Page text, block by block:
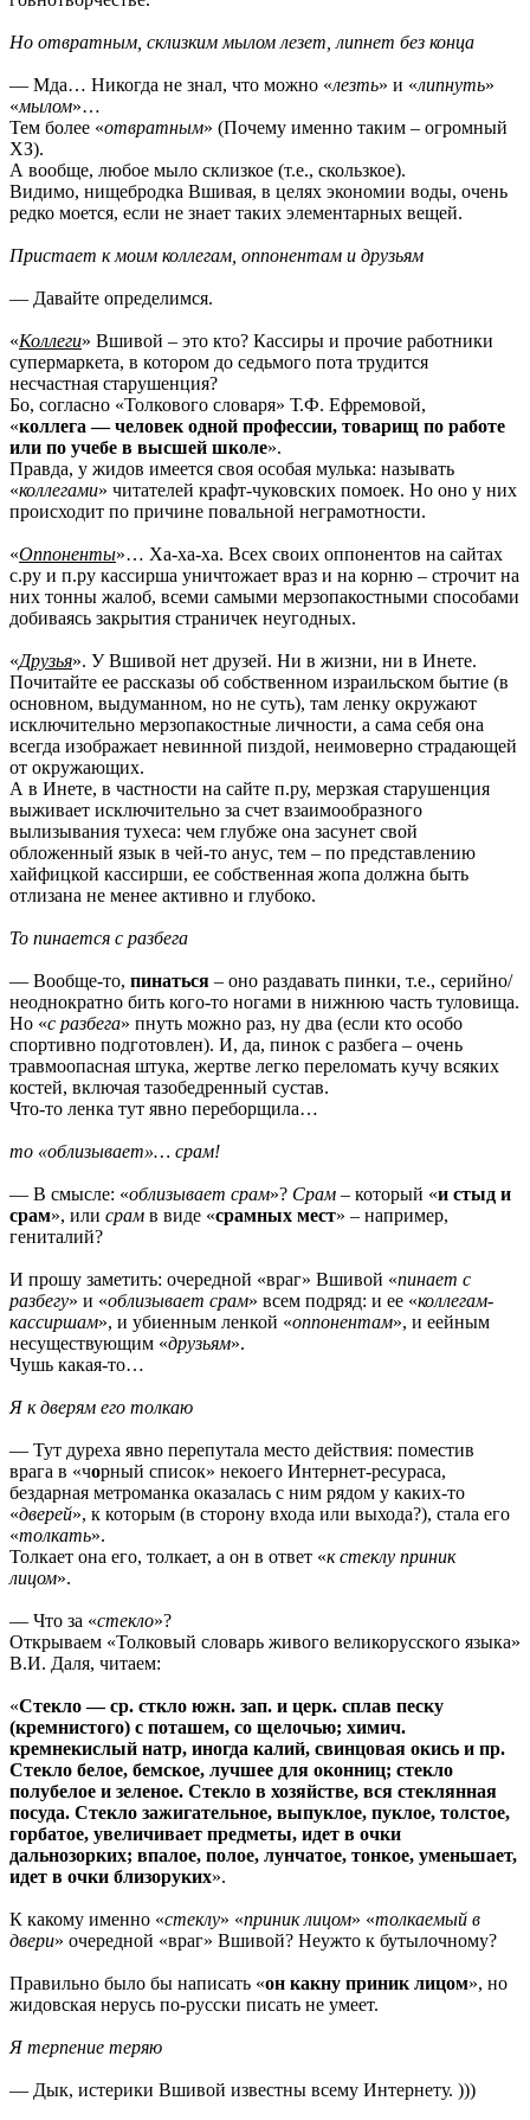
Но отвратным, склизким мылом лезет, липнет без конца
— Мда… Никогда не знал, что можно «лезть» и «липнуть»
«мылом»…
Тем более «отвратным» (Почему именно таким – огромный
ХЗ).
А вообще, любое мыло склизкое (т.е., скользкое).
Видимо, нищебродка Вшивая, в целях экономии воды, очень
редко моется, если не знает таких элементарных вещей.
Пристает к моим коллегам, оппонентам и друзьям
— Давайте определимся.
«Коллеги» Вшивой – это кто? Кассиры и прочие работники
супермаркета, в котором до седьмого пота трудится
несчастная старушенция?
Бо, согласно «Толкового словаря» Т.Ф. Ефремовой,
«коллега — человек одной профессии, товарищ по работе
или по учебе в высшей школе».
Правда, у жидов имеется своя особая мулька: называть
«коллегами» читателей крафт-чуковских помоек. Но оно у них
происходит по причине повальной неграмотности.
«Оппоненты»… Ха-ха-ха. Всех своих оппонентов на сайтах
с.ру и п.ру кассирша уничтожает враз и на корню – строчит на
них тонны жалоб, всеми самыми мерзопакостными способами
добиваясь закрытия страничек неугодных.
«Друзья». У Вшивой нет друзей. Ни в жизни, ни в Инете.
Почитайте ее рассказы об собственном израильском бытие (в
основном, выдуманном, но не суть), там ленку окружают
исключительно мерзопакостные личности, а сама себя она
всегда изображает невинной пиздой, неимоверно страдающей
от окружающих.
А в Инете, в частности на сайте п.ру, мерзкая старушенция
выживает исключительно за счет взаимообразного
вылизывания тухеса: чем глубже она засунет свой
обложенный язык в чей-то анус, тем – по представлению
хайфицкой кассирши, ее собственная жопа должна быть
отлизана не менее активно и глубоко.
То пинается с разбега
— Вообще-то, пинаться – оно раздавать пинки, т.е., серийно/
неоднократно бить кого-то ногами в нижнюю часть туловища.
Но «с разбега» пнуть можно раз, ну два (если кто особо
спортивно подготовлен). И, да, пинок с разбега – очень
травмоопасная штука, жертве легко переломать кучу всяких
костей, включая тазобедренный сустав.
Что-то ленка тут явно переборщила…
то «облизывает»… срам!
— В смысле: «облизывает срам»? Срам – который «и стыд и
срам», или срам в виде «срамных мест» – например,
гениталий?
И прошу заметить: очередной «враг» Вшивой «пинает с
разбегу» и «облизывает срам» всем подряд: и ее «коллегам-
кассиршам», и убиенным ленкой «оппонентам», и еейным
несуществующим «друзьям».
Чушь какая-то…
Я к дверям его толкаю
— Тут дуреха явно перепутала место действия: поместив
врага в «чорный список» некоего Интернет-ресураса,
бездарная метроманка оказалась с ним рядом у каких-то
«дверей», к которым (в сторону входа или выхода?), стала его
«толкать».
Толкает она его, толкает, а он в ответ «к стеклу приник
лицом».
— Что за «стекло»?
Открываем «Толковый словарь живого великорусского языка»
В.И. Даля, читаем:
«Стекло — ср. сткло южн. зап. и церк. сплав песку
(кремнистого) с поташем, со щелочью; химич.
кремнекислый натр, иногда калий, свинцовая окись и пр.
Стекло белое, бемское, лучшее для оконниц; стекло
полубелое и зеленое. Стекло в хозяйстве, вся стеклянная
посуда. Стекло зажигательное, выпуклое, пуклое, толстое,
горбатое, увеличивает предметы, идет в очки
дальнозорких; впалое, полое, лунчатое, тонкое, уменьшает,
идет в очки близоруких».
К какому именно «стеклу» «приник лицом» «толкаемый в
двери» очередной «враг» Вшивой? Неужто к бутылочному?
Правильно было бы написать «он какну приник лицом», но
жидовская нерусь по-русски писать не умеет.
Я терпение теряю
— Дык, истерики Вшивой известны всему Интернету. )))